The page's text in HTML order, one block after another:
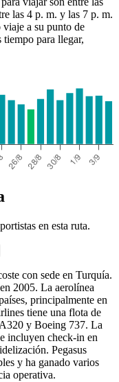
las 4 p. m. y las 7 p. m.
viaje a su punto de
tiempo para llegar,
en esta ruta.
con sede en Turquía.
2005. La aerolínea
principalmente en
tiene una flota de
y Boeing 737. La
incluyen check-in en
Pegasus
y ha ganado varios
operativa.